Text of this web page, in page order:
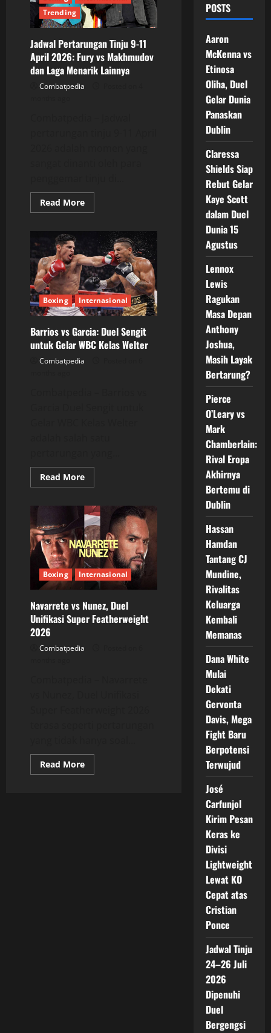
Trending
Jadwal Pertarungan Tinju 9-11
April 2026: Fury vs Makhmudov
dan Laga Menarik Lainnya
Combatpedia
Read MoreRead
more
Pertarungan
Tinju
9-
11
April
2026:
Fury
vs
Makhmudov
dan
Menarik
Lainnya
Boxing Internasional
Barrios vs Garcia: Duel Sengit
untuk Gelar WBC Kelas Welter
Combatpedia
Read MoreRead
more
vs
Garcia:
Duel
Sengit
untuk
Gelar
WBC
Kelas
Welter
Boxing Internasional
Navarrete vs Nunez, Duel
Unifikasi Super Featherweight
2026
Combatpedia
Read MoreRead
more
POSTS
Aaron
McKenna vs
Etinosa
Oliha, Duel
Gelar Dunia
Panaskan
Dublin
Claressa
Shields Siap
Rebut Gelar
Kaye Scott
dalam Duel
Dunia 15
Agustus
Lennox
Lewis
Ragukan
Masa Depan
Anthony
Joshua,
Masih Layak
Bertarung?
Pierce
O’Leary vs
Mark
Chamberlain:
Rival Eropa
Akhirnya
Bertemu di
Dublin
Hassan
Hamdan
Tantang CJ
Mundine,
Rivalitas
Keluarga
Kembali
Memanas
Dana White
Mulai
Dekati
Gervonta
Davis, Mega
Fight Baru
Berpotensi
Terwujud
José
Carfunjol
Kirim Pesan
Keras ke
Divisi
Lightweight
Lewat KO
Cepat atas
Cristian
Ponce
Jadwal Tinju
24–26 Juli
2026
Dipenuhi
Duel
Bergengsi